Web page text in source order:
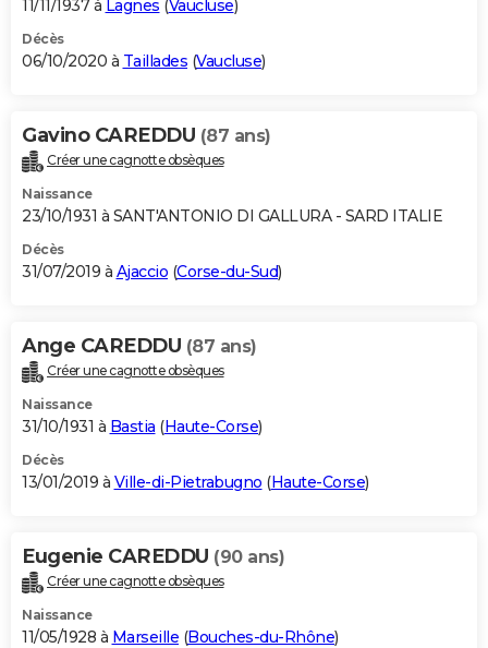
11/11/1937 à Lagnes (Vaucluse)
Décès
06/10/2020 à Taillades (Vaucluse)
Gavino CAREDDU (87 ans)
Créer une cagnotte obsèques
Naissance
23/10/1931 à SANT'ANTONIO DI GALLURA - SARD ITALIE
Décès
31/07/2019 à Ajaccio (Corse-du-Sud)
Ange CAREDDU (87 ans)
Créer une cagnotte obsèques
Naissance
31/10/1931 à Bastia (Haute-Corse)
Décès
13/01/2019 à Ville-di-Pietrabugno (Haute-Corse)
Eugenie CAREDDU (90 ans)
Créer une cagnotte obsèques
Naissance
11/05/1928 à Marseille (Bouches-du-Rhône)